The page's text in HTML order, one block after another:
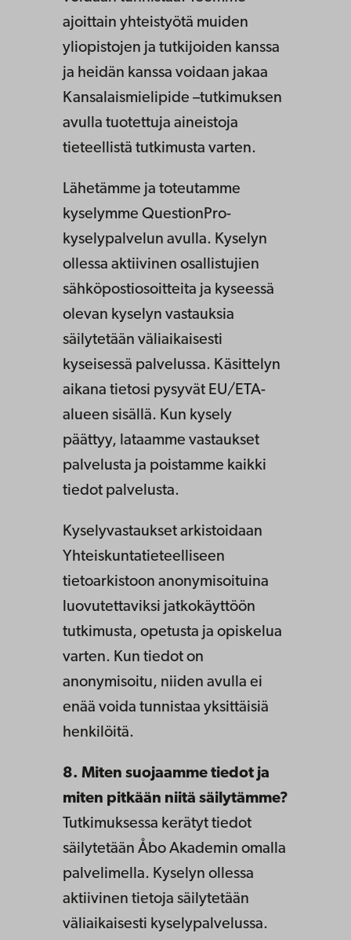
ajoittain yhteistyötä muiden
yliopistojen ja tutkijoiden kanssa
ja heidän kanssa voidaan jakaa
Kansalaismielipide –tutkimuksen
avulla tuotettuja aineistoja
tieteellistä tutkimusta varten.
Lähetämme ja toteutamme
kyselymme QuestionPro-
kyselypalvelun avulla. Kyselyn
ollessa aktiivinen osallistujien
sähköpostiosoitteita ja kyseessä
olevan kyselyn vastauksia
säilytetään väliaikaisesti
kyseisessä palvelussa. Käsittelyn
aikana tietosi pysyvät EU/ETA-
alueen sisällä. Kun kysely
päättyy, lataamme vastaukset
palvelusta ja poistamme kaikki
tiedot palvelusta.
Kyselyvastaukset arkistoidaan
Yhteiskuntatieteelliseen
tietoarkistoon anonymisoituina
luovutettaviksi jatkokäyttöön
tutkimusta, opetusta ja opiskelua
varten. Kun tiedot on
anonymisoitu, niiden avulla ei
enää voida tunnistaa yksittäisiä
henkilöitä.
8. Miten suojaamme tiedot ja
miten pitkään niitä säilytämme?
Tutkimuksessa kerätyt tiedot
säilytetään Åbo Akademin omalla
palvelimella. Kyselyn ollessa
aktiivinen tietoja säilytetään
väliaikaisesti kyselypalvelussa.